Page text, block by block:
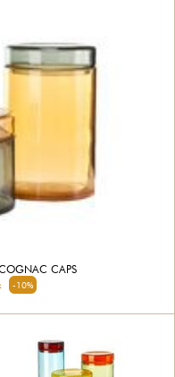
CAPS
-10%